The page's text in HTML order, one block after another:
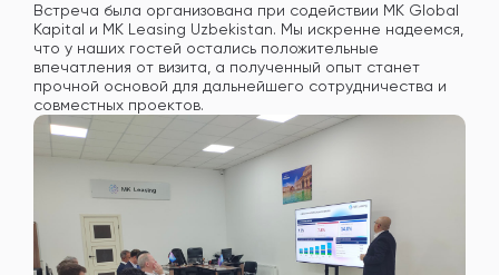
Встреча была организована при содействии MK Global
Kapital и MK Leasing Uzbekistan. Мы искренне надеемся,
что у наших гостей остались положительные
впечатления от визита, а полученный опыт станет
прочной основой для дальнейшего сотрудничества и
совместных проектов.